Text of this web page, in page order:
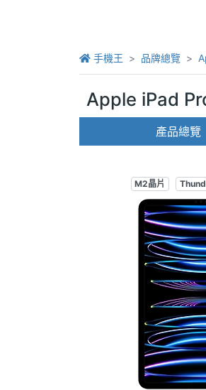
手機王 品牌總覽
Apple iPad
產品總覽
M2晶片